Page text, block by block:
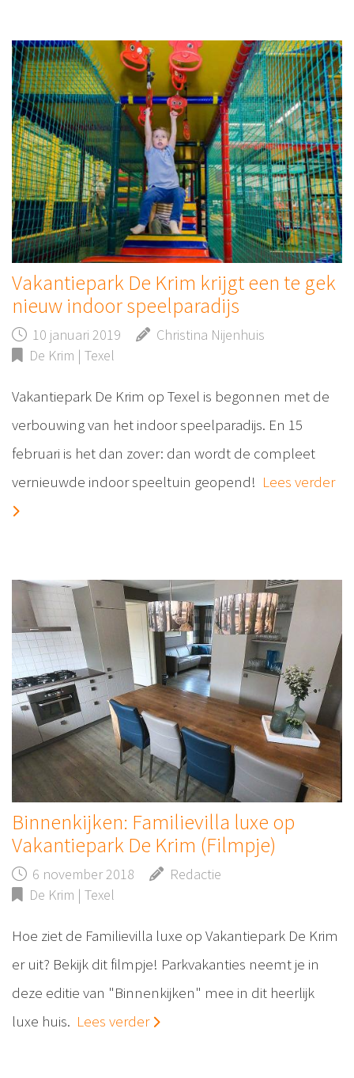
Vakantiepark De Krim krijgt een te gek
nieuw indoor speelparadijs
10 januari 2019
Christina Nijenhuis
De Krim | Texel
Vakantiepark De Krim op Texel is begonnen met de
verbouwing van het indoor speelparadijs. En 15
februari is het dan zover: dan wordt de compleet
vernieuwde indoor speeltuin geopend! Lees verder
Binnenkijken: Familievilla luxe op
Vakantiepark De Krim (Filmpje)
6 november 2018
Redactie
De Krim | Texel
Hoe ziet de Familievilla luxe op Vakantiepark De Krim
er uit? Bekijk dit filmpje! Parkvakanties neemt je in
deze editie van "Binnenkijken" mee in dit heerlijk
luxe huis. Lees verder